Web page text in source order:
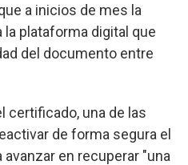
a inicios de mes la
la plataforma digital que
del documento entre
certificado, una de las
de forma segura el
en recuperar "una